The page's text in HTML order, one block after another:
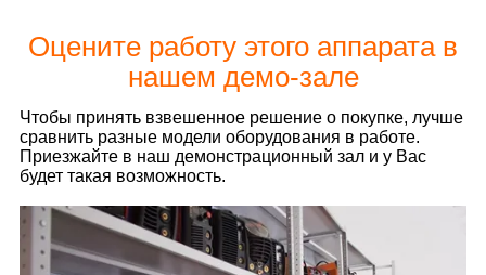
Оцените работу этого аппарата в
нашем демо-зале
Чтобы принять взвешенное решение о покупке, лучше
сравнить разные модели оборудования в работе.
Приезжайте в наш демонстрационный зал и у Вас
будет такая возможность.